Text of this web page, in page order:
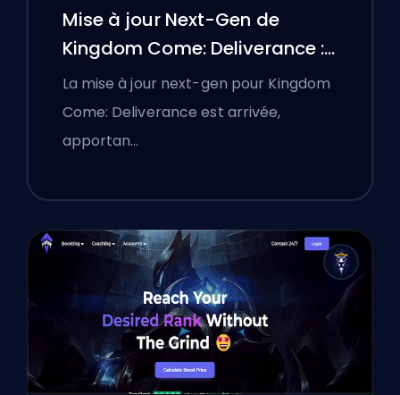
Mise à jour Next-Gen de
Kingdom Come: Deliverance :
Une analyse approfondie
La mise à jour next-gen pour Kingdom
Come: Deliverance est arrivée,
apportan…